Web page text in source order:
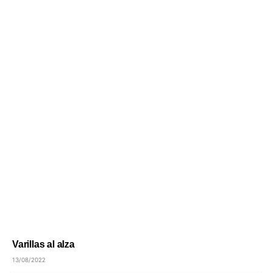
Varillas al alza
13/08/2022